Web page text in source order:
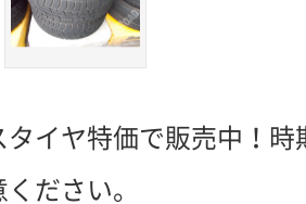
タイヤ特価で販売中！
ださい。